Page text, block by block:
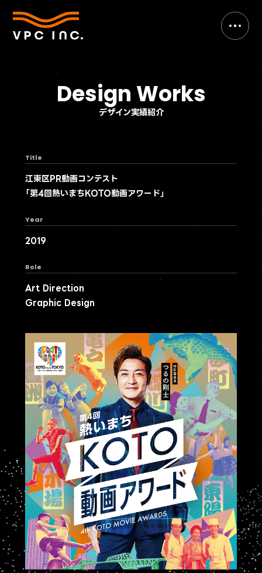
デザイン実績紹介
Design Works
Title
江東区PR動画コンテスト
「第4回熱いまちKOTO動画アワード」
Year
2019
Role
Art Direction
Graphic Design